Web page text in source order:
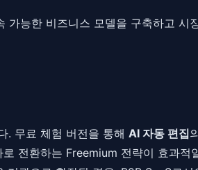
가능한 비즈니스 모델을 구축하고
. 무료 체험 버전을 통해 AI 자동 편집
전환하는 Freemium 전략이 효과